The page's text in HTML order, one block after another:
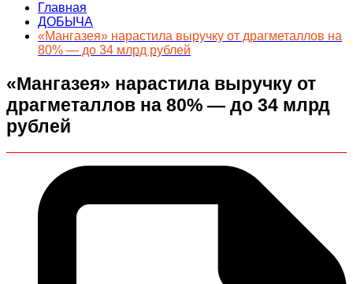
Главная
ДОБЫЧА
«Мангазея» нарастила выручку от драгметаллов на
80% — до 34 млрд рублей
«Мангазея» нарастила выручку от
драгметаллов на 80% — до 34 млрд
рублей